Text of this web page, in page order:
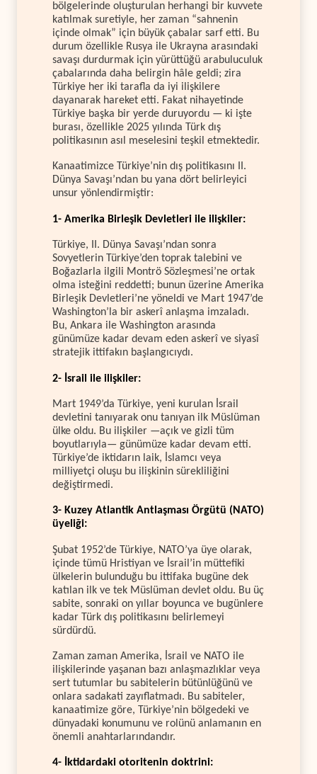
bölgelerinde oluşturulan herhangi bir kuvvete
katılmak suretiyle, her zaman “sahnenin
içinde olmak” için büyük çabalar sarf etti. Bu
durum özellikle Rusya ile Ukrayna arasındaki
savaşı durdurmak için yürüttüğü arabuluculuk
çabalarında daha belirgin hâle geldi; zira
Türkiye her iki tarafla da iyi ilişkilere
dayanarak hareket etti. Fakat nihayetinde
Türkiye başka bir yerde duruyordu — ki işte
burası, özellikle 2025 yılında Türk dış
politikasının asıl meselesini teşkil etmektedir.
Kanaatimizce Türkiye’nin dış politikasını II.
Dünya Savaşı’ndan bu yana dört belirleyici
unsur yönlendirmiştir:
1- Amerika Birleşik Devletleri ile ilişkiler:
Türkiye, II. Dünya Savaşı’ndan sonra
Sovyetlerin Türkiye’den toprak talebini ve
Boğazlarla ilgili Montrö Sözleşmesi’ne ortak
olma isteğini reddetti; bunun üzerine Amerika
Birleşik Devletleri’ne yöneldi ve Mart 1947’de
Washington’la bir askerî anlaşma imzaladı.
Bu, Ankara ile Washington arasında
günümüze kadar devam eden askerî ve siyasî
stratejik ittifakın başlangıcıydı.
2- İsrail ile ilişkiler:
Mart 1949’da Türkiye, yeni kurulan İsrail
devletini tanıyarak onu tanıyan ilk Müslüman
ülke oldu. Bu ilişkiler —açık ve gizli tüm
boyutlarıyla— günümüze kadar devam etti.
Türkiye’de iktidarın laik, İslamcı veya
milliyetçi oluşu bu ilişkinin sürekliliğini
değiştirmedi.
3- Kuzey Atlantik Antlaşması Örgütü (NATO)
üyeliği:
Şubat 1952’de Türkiye, NATO’ya üye olarak,
içinde tümü Hristiyan ve İsrail’in müttefiki
ülkelerin bulunduğu bu ittifaka bugüne dek
katılan ilk ve tek Müslüman devlet oldu. Bu üç
sabite, sonraki on yıllar boyunca ve bugünlere
kadar Türk dış politikasını belirlemeyi
sürdürdü.
Zaman zaman Amerika, İsrail ve NATO ile
ilişkilerinde yaşanan bazı anlaşmazlıklar veya
sert tutumlar bu sabitelerin bütünlüğünü ve
onlara sadakati zayıflatmadı. Bu sabiteler,
kanaatimize göre, Türkiye’nin bölgedeki ve
dünyadaki konumunu ve rolünü anlamanın en
önemli anahtarlarındandır.
4- İktidardaki otoritenin doktrini: